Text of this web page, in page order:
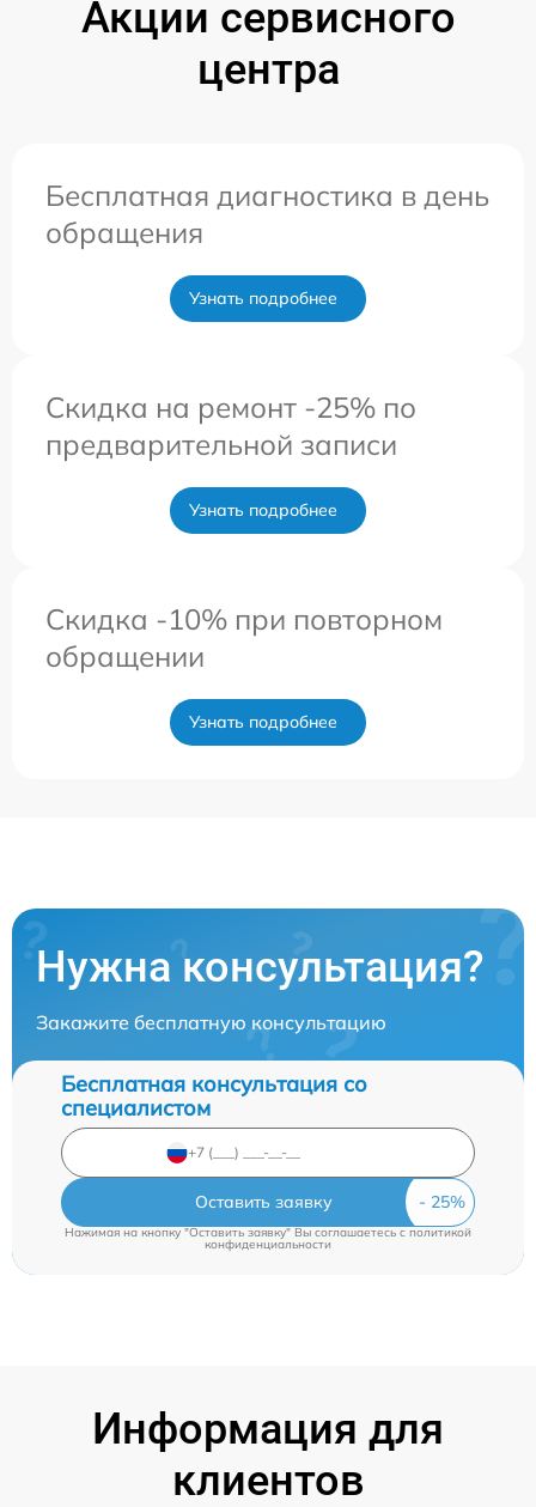
Акции сервисного
центра
Бесплатная диагностика в день
обращения
Узнать подробнее
Скидка на ремонт -25% по
предварительной записи
Узнать подробнее
Скидка -10% при повторном
обращении
Узнать подробнее
Нужна консультация?
Закажите бесплатную консультацию
Бесплатная консультация со
специалистом
Оставить заявку
Нажимая на кнопку "Оставить заявку" Вы соглашаетесь cполитикой
конфиденциальности
Информация для
клиентов